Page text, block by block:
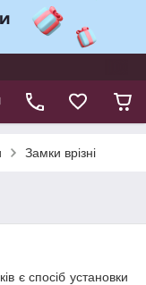
Замки врізні
є спосіб установки